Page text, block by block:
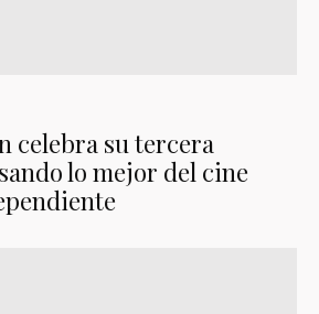
celebra su tercera
lo mejor del cine